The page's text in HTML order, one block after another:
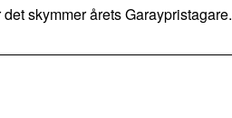
skymmer årets Garaypristagare.